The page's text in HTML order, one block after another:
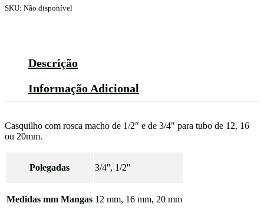
SKU: Não disponível
Descrição
Informação Adicional
Casquilho com rosca macho de 1/2″ e de 3/4″ para tubo de 12, 16
ou 20mm.
Polegadas 3/4'', 1/2''
Medidas mm Mangas 12 mm, 16 mm, 20 mm